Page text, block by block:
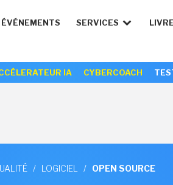
ÉVÉNEMENTS SERVICES
IA CYBERCOACH
/ LOGICIEL / OPEN SOURCE